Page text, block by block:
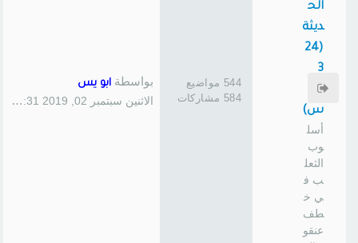
الح
ديثة
(24
3
سا
س)
أسل
وب
الثعل
ب ف
ي خ
طف
عنقو
544 مواضيع
584 مشاركات
بواسطة ابو يس
الاثنين سبتمبر 02, 2019 1:31 pm